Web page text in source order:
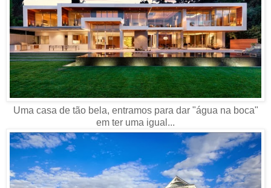
Uma casa de tão bela, entramos para dar "água na boca"
em ter uma igual...